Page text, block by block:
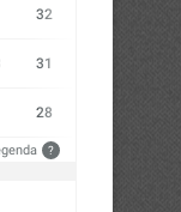
32
31
28
?